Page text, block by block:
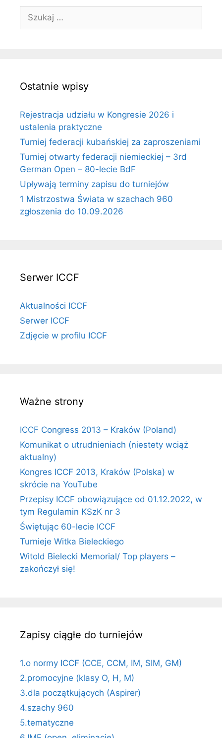
Szukaj:
Ostatnie wpisy
Rejestracja udziału w Kongresie 2026 i
ustalenia praktyczne
Turniej federacji kubańskiej za zaproszeniami
Turniej otwarty federacji niemieckiej – 3rd
German Open – 80-lecie BdF
Upływają terminy zapisu do turniejów
1 Mistrzostwa Świata w szachach 960
zgłoszenia do 10.09.2026
Serwer ICCF
Aktualności ICCF
Serwer ICCF
Zdjęcie w profilu ICCF
Ważne strony
ICCF Congress 2013 – Kraków (Poland)
Komunikat o utrudnieniach (niestety wciąż
aktualny)
Kongres ICCF 2013, Kraków (Polska) w
skrócie na YouTube
Przepisy ICCF obowiązujące od 01.12.2022, w
tym Regulamin KSzK nr 3
Świętując 60-lecie ICCF
Turnieje Witka Bieleckiego
Witold Bielecki Memorial/ Top players –
zakończył się!
Zapisy ciągłe do turniejów
1.o normy ICCF (CCE, CCM, IM, SIM, GM)
2.promocyjne (klasy O, H, M)
3.dla początkujących (Aspirer)
4.szachy 960
5.tematyczne